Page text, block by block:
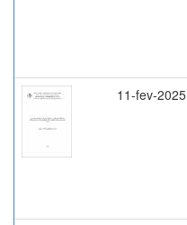
11-fev-2025